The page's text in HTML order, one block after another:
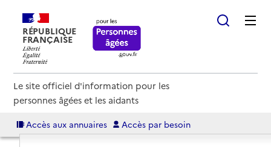
RÉPUBLIQUE
FRANÇAISE
Le site officiel d'information pour les
personnes âgées et les aidants
Accès aux annuaires Accès par besoin